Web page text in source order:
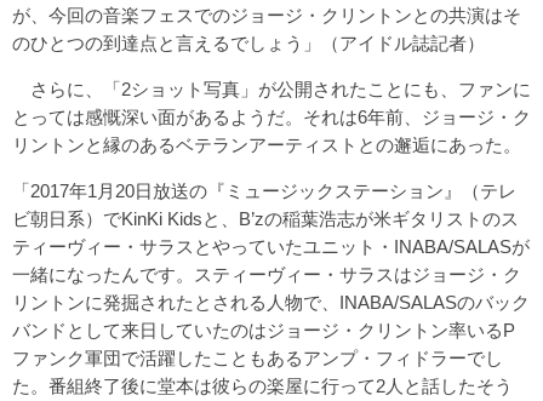
が、今回の音楽フェスでのジョージ・クリントンとの共演はそ
のひとつの到達点と言えるでしょう」（アイドル誌記者）
さらに、「2ショット写真」が公開されたことにも、ファンに
とっては感慨深い面があるようだ。それは6年前、ジョージ・ク
リントンと縁のあるベテランアーティストとの邂逅にあった。
「2017年1月20日放送の『ミュージックステーション』（テレ
ビ朝日系）でKinKi Kidsと、B’zの稲葉浩志が米ギタリストのス
ティーヴィー・サラスとやっていたユニット・INABA/SALASが
一緒になったんです。スティーヴィー・サラスはジョージ・ク
リントンに発掘されたとされる人物で、INABA/SALASのバック
バンドとして来日していたのはジョージ・クリントン率いるP
ファンク軍団で活躍したこともあるアンプ・フィドラーでし
た。番組終了後に堂本は彼らの楽屋に行って2人と話したそう